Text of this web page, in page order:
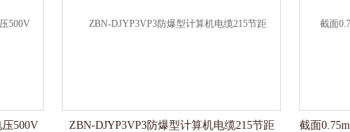
500V ZBN-DJYP3VP3防爆型计算机电缆215节距